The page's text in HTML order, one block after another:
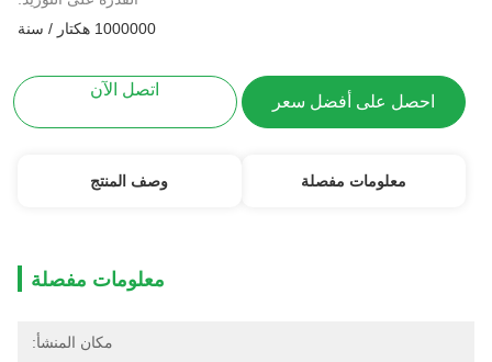
1000000 هكتار / سنة
احصل على أفضل سعر
اتصل الآن
معلومات مفصلة وصف المنتج
معلومات مفصلة
مكان المنشأ: